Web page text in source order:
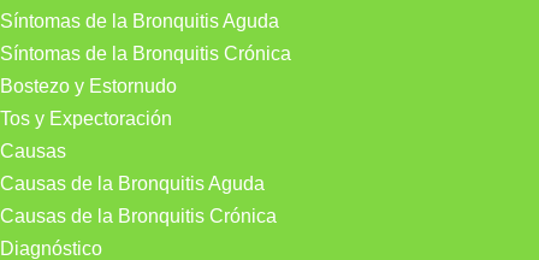
Síntomas de la Bronquitis Aguda
Síntomas de la Bronquitis Crónica
Bostezo y Estornudo
Tos y Expectoración
Causas
Causas de la Bronquitis Aguda
Causas de la Bronquitis Crónica
Diagnóstico